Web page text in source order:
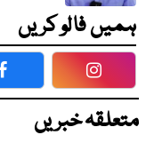
ہمیں فالو کریں
Facebook
متعلقہ خبریں